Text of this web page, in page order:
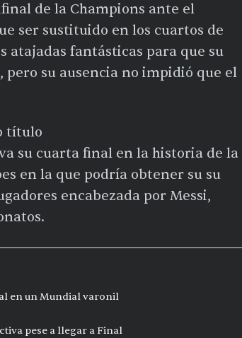
de la Champions ante el
ser sustituido en los cuartos de
atajadas fantásticas para que su
su ausencia no impidió que el
título
su cuarta final en la historia de la
en la que podría obtener su su
encabezada por Messi,
en un Mundial varonil
pese a llegar a Final